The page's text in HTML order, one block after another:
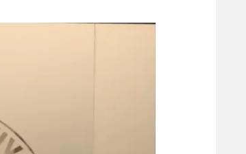
תקנון משתתפים וזוכים בפרסים